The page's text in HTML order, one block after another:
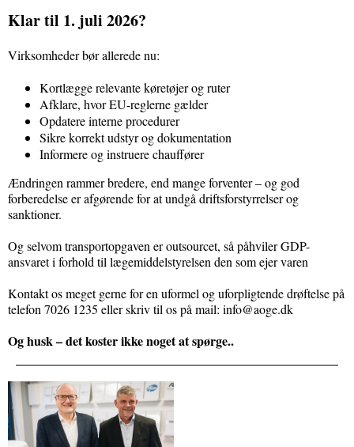
Klar til 1. juli 2026?
Virksomheder bør allerede nu:
Kortlægge relevante køretøjer og ruter
Afklare, hvor EU-reglerne gælder
Opdatere interne procedurer
Sikre korrekt udstyr og dokumentation
Informere og instruere chauffører
Ændringen rammer bredere, end mange forventer – og god
forberedelse er afgørende for at undgå driftsforstyrrelser og
sanktioner.
Og selvom transportopgaven er outsourcet, så påhviler GDP-
ansvaret i forhold til lægemiddelstyrelsen den som ejer varen
Kontakt os meget gerne for en uformel og uforpligtende drøftelse på
telefon 7026 1235 eller skriv til os på mail: info@aoge.dk
Og husk – det koster ikke noget at spørge..